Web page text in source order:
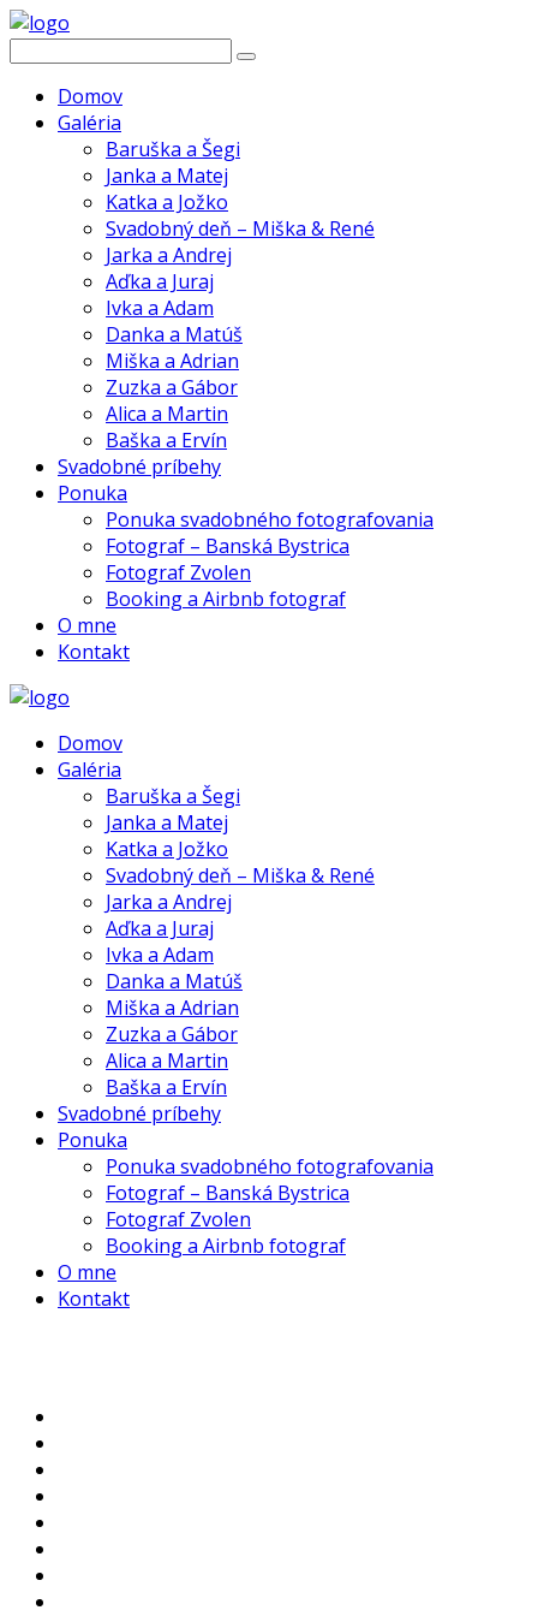
Domov
Galéria
Baruška a Šegi
Janka a Matej
Katka a Jožko
Svadobný deň – Miška & René
Jarka a Andrej
Aďka a Juraj
Ivka a Adam
Danka a Matúš
Miška a Adrian
Zuzka a Gábor
Alica a Martin
Baška a Ervín
Svadobné príbehy
Ponuka
Ponuka svadobného fotografovania
Fotograf – Banská Bystrica
Fotograf Zvolen
Booking a Airbnb fotograf
O mne
Kontakt
Domov
Galéria
Baruška a Šegi
Janka a Matej
Katka a Jožko
Svadobný deň – Miška & René
Jarka a Andrej
Aďka a Juraj
Ivka a Adam
Danka a Matúš
Miška a Adrian
Zuzka a Gábor
Alica a Martin
Baška a Ervín
Svadobné príbehy
Ponuka
Ponuka svadobného fotografovania
Fotograf – Banská Bystrica
Fotograf Zvolen
Booking a Airbnb fotograf
O mne
Kontakt